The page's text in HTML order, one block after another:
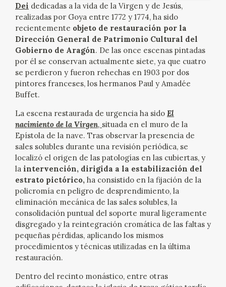
FRANCISCO DE GOYA
EL VIAJE DE GOYA
CATÁLOGO
PREMIO ARAGÓN GOYA
Dei dedicadas a la vida de la Virgen y de Jesús,
realizadas por Goya entre 1772 y 1774, ha sido
recientemente objeto de restauración por la
Dirección General de Patrimonio Cultural del
Gobierno de Aragón. De las once escenas pintadas
por él se conservan actualmente siete, ya que cuatro
se perdieron y fueron rehechas en 1903 por dos
pintores franceses, los hermanos Paul y Amadée
Buffet.
La escena restaurada de urgencia ha sido El
nacimiento de la Virgen, situada en el muro de la
Epístola de la nave. Tras observar la presencia de
sales solubles durante una revisión periódica, se
localizó el origen de las patologías en las cubiertas, y
la intervención, dirigida a la estabilización del
estrato pictórico, ha consistido en la fijación de la
policromía en peligro de desprendimiento, la
eliminación mecánica de las sales solubles, la
consolidación puntual del soporte mural ligeramente
disgregado y la reintegración cromática de las faltas y
pequeñas pérdidas, aplicando los mismos
procedimientos y técnicas utilizadas en la última
restauración.
Dentro del recinto monástico, entre otras